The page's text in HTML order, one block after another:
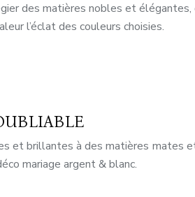
des matières nobles et
l’éclat des couleurs choisies.
et brillantes à des matières mates
mariage argent & blanc.